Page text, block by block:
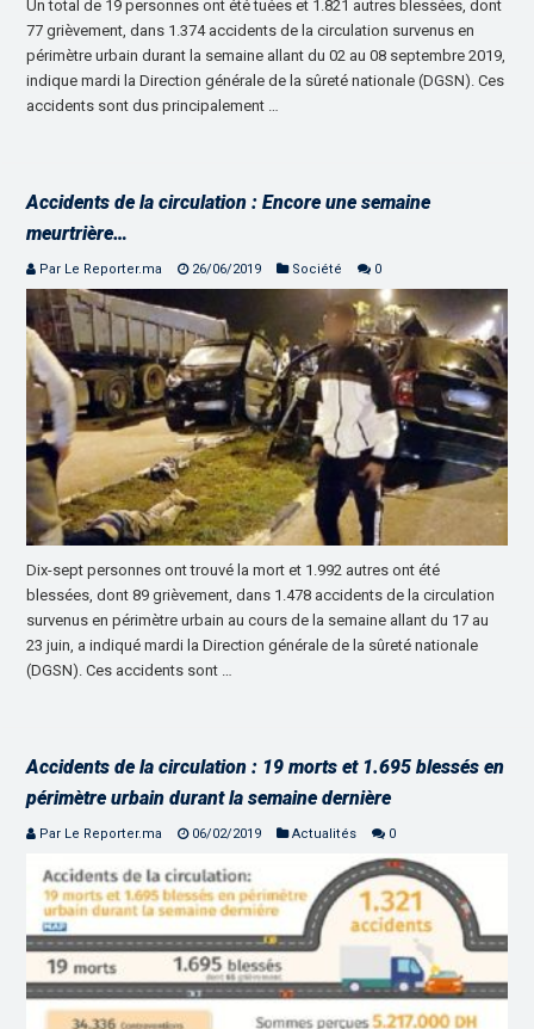
Un total de 19 personnes ont été tuées et 1.821 autres blessées, dont
77 grièvement, dans 1.374 accidents de la circulation survenus en
périmètre urbain durant la semaine allant du 02 au 08 septembre 2019,
indique mardi la Direction générale de la sûreté nationale (DGSN). Ces
accidents sont dus principalement …
Accidents de la circulation : Encore une semaine
meurtrière…
Par Le Reporter.ma 26/06/2019 Société 0
Dix-sept personnes ont trouvé la mort et 1.992 autres ont été
blessées, dont 89 grièvement, dans 1.478 accidents de la circulation
survenus en périmètre urbain au cours de la semaine allant du 17 au
23 juin, a indiqué mardi la Direction générale de la sûreté nationale
(DGSN). Ces accidents sont …
Accidents de la circulation : 19 morts et 1.695 blessés en
périmètre urbain durant la semaine dernière
Par Le Reporter.ma 06/02/2019 Actualités 0